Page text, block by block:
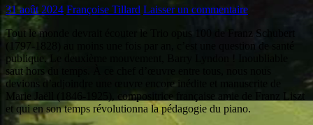
31 août 2024 Françoise Tillard Laisser un commentaire
Tout le monde devrait écouter le Trio opus 100 de Franz Schubert
(1797-1828) au moins une fois par an, c’est une question de santé
publique. Le deuxième mouvement, Barry Lyndon ! Inoubliable
saut hors du temps. À ce chef d’œuvre entre tous, nous nous
devions d’adjoindre une œuvre encore inédite et manuscrite de
Marie Jaëll (1846-1925), compositrice française amie de Franz Liszt
et qui en son temps révolutionna la pédagogie du piano.